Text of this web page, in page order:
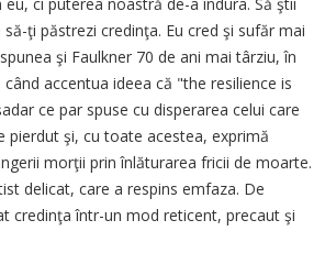
ţi păstrezi credinţa. Eu cred şi sufăr mai
şi Faulkner 70 de ani mai târziu, în
accentua ideea că "the resilience is
ce par spuse cu disperarea celui care
pierdut şi, cu toate acestea, exprimă
morţii prin înlăturarea fricii de moarte.
delicat, care a respins emfaza. De
credinţa într-un mod reticent, precaut şi